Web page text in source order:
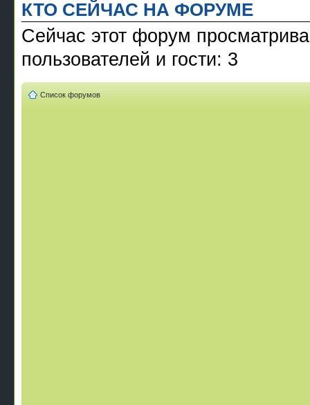
КТО СЕЙЧАС НА ФОРУМЕ
Сейчас этот форум
пользователей и гости: 3
Список форумов